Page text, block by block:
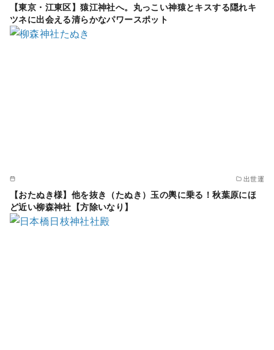
【東京・江東区】猿江神社へ。丸っこい神猿とキスする隠れキ
ツネに出会える清らかなパワースポット
出世運
【おたぬき様】他を抜き（たぬき）玉の輿に乗る！秋葉原にほ
ど近い柳森神社【方除いなり】